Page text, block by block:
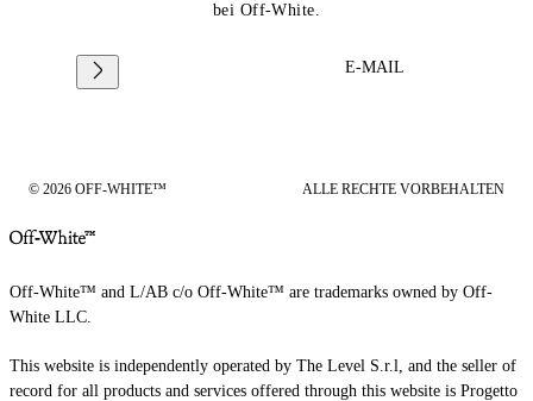
bei Off-White.
E-MAIL
© 2026 OFF-WHITE™ ALLE RECHTE VORBEHALTEN
Off-White™ and L/AB c/o Off-White™ are trademarks owned by Off-
White LLC.
This website is independently operated by The Level S.r.l, and the seller of
record for all products and services offered through this website is Progetto